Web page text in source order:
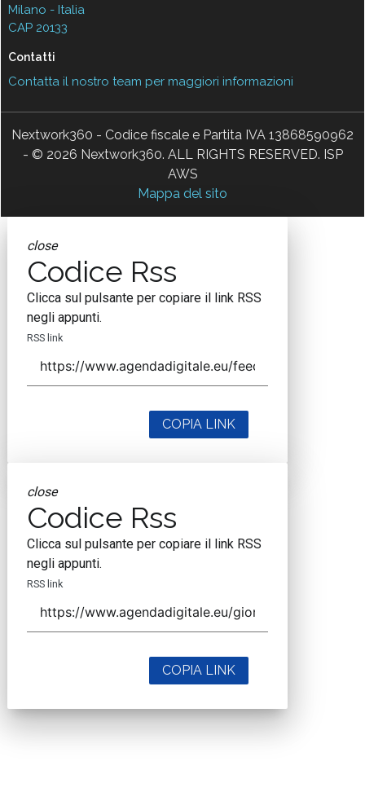
Milano - Italia
CAP 20133
Contatti
Contatta il nostro team per maggiori informazioni
Nextwork360 - Codice fiscale e Partita IVA 13868590962
- © 2026 Nextwork360. ALL RIGHTS RESERVED. ISP
AWS
Mappa del sito
close
Codice Rss
Clicca sul pulsante per copiare il link RSS
negli appunti.
RSS link
COPIA LINK
close
Codice Rss
Clicca sul pulsante per copiare il link RSS
negli appunti.
RSS link
COPIA LINK